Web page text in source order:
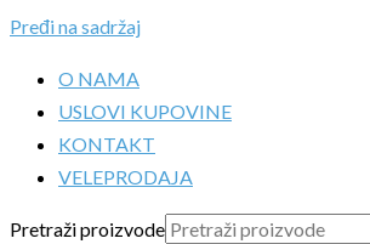
Pređi na sadržaj
O NAMA
USLOVI KUPOVINE
KONTAKT
VELEPRODAJA
Pretraži proizvode